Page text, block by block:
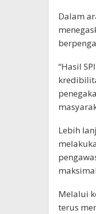
Dalam
“Hasil
Lebih
Melalui
terus